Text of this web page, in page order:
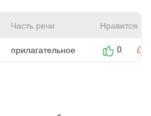
Часть речи Нравится
прилагательное 0